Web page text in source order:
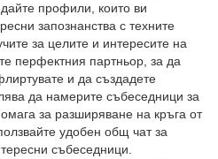
профили, които ви
запознанства с техните
за целите и интересите на
перфектния партньор, за да
и да създадете
да намерите събеседници за
за разширяване на кръга от
удобен общ чат за
събеседници.